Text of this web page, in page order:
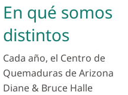
En qué somos
distintos
Cada año, el Centro de
Quemaduras de Arizona
Diane & Bruce Halle